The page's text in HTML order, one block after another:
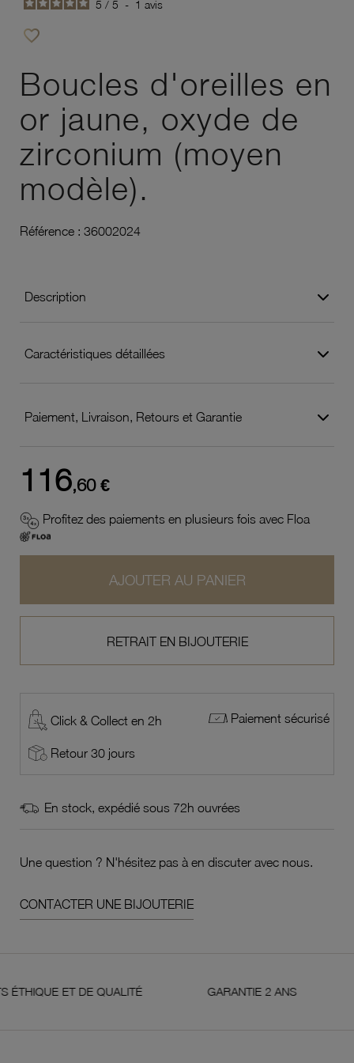
5 / 5 - 1 avis
favorite_border
Boucles d'oreilles en
or jaune, oxyde de
zirconium (moyen
modèle).
Référence : 36002024
Description
Caractéristiques détaillées
Paiement, Livraison, Retours et Garantie
116,60 €
Profitez des paiements en plusieurs fois avec Floa
AJOUTER AU PANIER
RETRAIT EN BIJOUTERIE
Click & Collect en 2h Paiement sécurisé
Retour 30 jours
En stock, expédié sous 72h ouvrées
Une question ? N'hésitez pas à en discuter avec nous.
CONTACTER UNE BIJOUTERIE
ET DE QUALITÉ GARANTIE 2 ANS